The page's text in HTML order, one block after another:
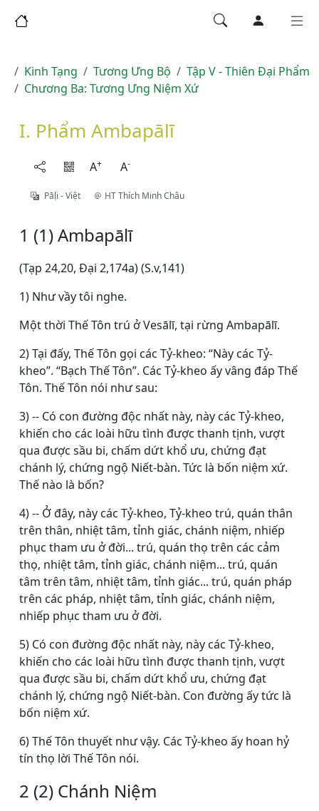
Kinh Tạng Tương Ưng Bộ
Tập V - Thiên Ðại Phẩm
Chương Ba: Tương Ưng Niệm Xứ
I. Phẩm Ambapālī
A+ A-
Pāḷi - Việt HT Thích Minh Châu
1 (1) Ambapālī
(Tạp 24,20, Ðại 2,174a) (S.v,141)
1) Như vầy tôi nghe.
Một thời Thế Tôn trú ở Vesālī, tại rừng Ambapālī.
2) Tại đấy, Thế Tôn gọi các Tỷ-kheo: “Này các Tỷ-
kheo”. “Bạch Thế Tôn”. Các Tỷ-kheo ấy vâng đáp Thế
Tôn. Thế Tôn nói như sau:
3) -- Có con đường độc nhất này, này các Tỷ-kheo,
khiến cho các loài hữu tình được thanh tịnh, vượt
qua được sầu bi, chấm dứt khổ ưu, chứng đạt
chánh lý, chứng ngộ Niết-bàn. Tức là bốn niệm xứ.
Thế nào là bốn?
4) -- Ở đây, này các Tỷ-kheo, Tỷ-kheo trú, quán thân
trên thân, nhiệt tâm, tỉnh giác, chánh niệm, nhiếp
phục tham ưu ở đời... trú, quán thọ trên các cảm
thọ, nhiệt tâm, tỉnh giác, chánh niệm... trú, quán
tâm trên tâm, nhiệt tâm, tỉnh giác... trú, quán pháp
trên các pháp, nhiệt tâm, tỉnh giác, chánh niệm,
nhiếp phục tham ưu ở đời.
5) Có con đường độc nhất này, này các Tỷ-kheo,
khiến cho các loài hữu tình được thanh tịnh, vượt
qua được sầu bi, chấm dứt khổ ưu, chứng đạt
chánh lý, chứng ngộ Niết-bàn. Con đường ấy tức là
bốn niệm xứ.
6) Thế Tôn thuyết như vậy. Các Tỷ-kheo ấy hoan hỷ
tín thọ lời Thế Tôn nói.
2 (2) Chánh Niệm